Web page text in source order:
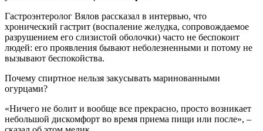
Гастроэнтеролог Вялов рассказал в интервью, что
хронический гастрит (воспаление желудка, сопровождаемое
разрушением его слизистой оболочки) часто не беспокоит
людей: его проявления бывают неболезненными и потому не
вызывают беспокойства.
Почему спиртное нельзя закусывать маринованными
огурцами?
«Ничего не болит и вообще все прекрасно, просто возникает
небольшой дискомфорт во время приема пищи или после», –